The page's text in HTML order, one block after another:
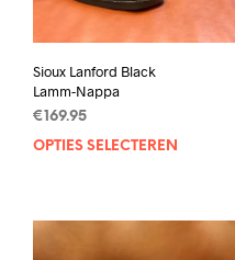
Sioux Lanford Black
Lamm-Nappa
€ 169.95
OPTIES SELECTEREN